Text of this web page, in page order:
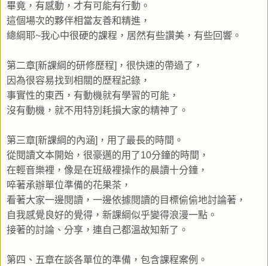
畢竟，有感動，才有可能有行動。
這個場次的夥伴相當友善和精進，
總綱耶~我心中很硬的課程，居然有些讚美，有些回響。
第二章[新課綱的研修歷程]，很快速的帶過了，
因為很容易找到相關的歷程記錄，
事實性的東西，有動機就有學習的可能，
沒有動機，就不用特別耗損大家的精神了。
第三章[新課綱的內涵]，用了最長的時間。
從閱讀文本開始，很豪邁的用了10分鐘的時間，
在輕音樂裡，像是在班級裡操作的晨讀十分鐘，
啐著承辦單位準備的花果茶，
看著大家一邊閱讀，一邊依據閱讀的目標偷偷地討論著，
自我感覺良好的覺得，新課綱似乎變得浪漫一點。
接著的討論、分享，連自己都溫故知新了。
第四、五章在談各單位的準備，包含課程案例。